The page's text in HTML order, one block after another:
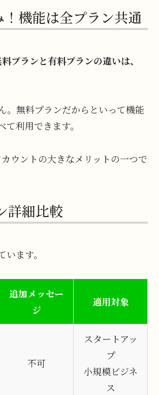
機能は全プラン共通
プランと有料プランの違いは、
。無料プランだからといって機能
利用できます。
ウントの大きなメリットの一つで
詳細比較
ます。
追加メッセー
ジ
適用対象
不可
スタートアッ
プ
小規模ビジネ
ス